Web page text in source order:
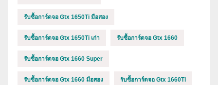
รับซื้อการ์ดจอ Gtx 1650Ti มือสอง
รับซื้อการ์ดจอ Gtx 1650Ti เก่า รับซื้อการ์ดจอ Gtx 1660
รับซื้อการ์ดจอ Gtx 1660 Super
รับซื้อการ์ดจอ Gtx 1660 มือสอง รับซื้อการ์ดจอ Gtx 1660Ti